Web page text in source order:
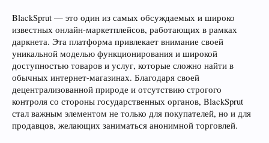
BlackSprut — это один из самых обсуждаемых и широко
известных онлайн-маркетплейсов, работающих в рамках
даркнета. Эта платформа привлекает внимание своей
уникальной моделью функционирования и широкой
доступностью товаров и услуг, которые сложно найти в
обычных интернет-магазинах. Благодаря своей
децентрализованной природе и отсутствию строгого
контроля со стороны государственных органов, BlackSprut
стал важным элементом не только для покупателей, но и для
продавцов, желающих заниматься анонимной торговлей.